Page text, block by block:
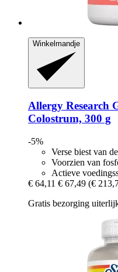
Winkelmandje
Allergy Research
Colostrum, 300 g
-5%
Verse biest van
Voorzien van
Actieve
€ 64,11 € 67,49 (€
Gratis bezorging